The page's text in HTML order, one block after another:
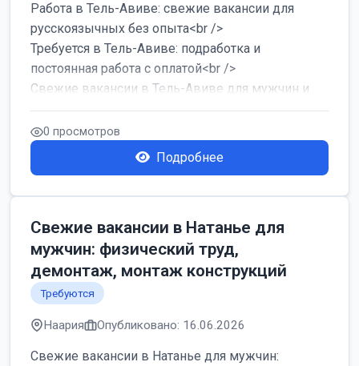
Работа в Тель-Авиве: свежие вакансии для
русскоязычных без опыта<br />
Требуется в Тель-Авиве: подработка и
постоянная работа с оплатой<br />
Свежие вакансии в Тель-Авиве для мужчин и
женщин от хозя...
0 просмотров
Подробнее
Свежие вакансии в Натанье для
мужчин: физический труд,
демонтаж, монтаж конструкций
Требуются
Наария Опубликовано: 16.06.2026
Свежие вакансии в Натанье для мужчин: